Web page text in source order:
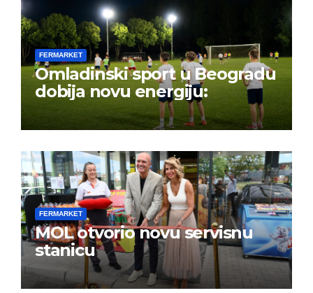
FERMARKET
Omladinski sport u Beogradu
dobija novu energiju:
FERMARKET
MOL otvorio novu servisnu
stanicu